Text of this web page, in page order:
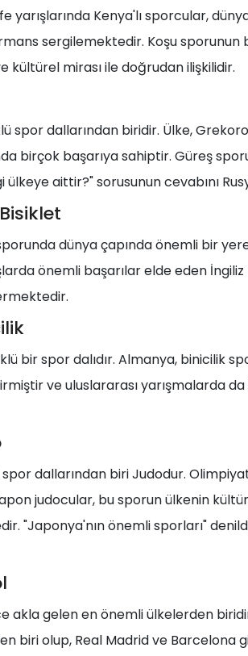
yarışlarında Kenya'lı sporcular,
sergilemektedir. Koşu sporunun
kültürel mirası ile doğrudan ilişkilidir.
spor dallarından biridir. Ülke,
birçok başarıya sahiptir. Güreş
ülkeye aittir?" sorusunun cevabını
dünya çapında önemli bir
önemli başarılar elde eden
bir spor dalıdır. Almanya, binicilik
ve uluslararası yarışmalarda
dallarından biri Judodur.
judocular, bu sporun ülkenin
"Japonya'nın önemli sporları"
akla gelen en önemli ülkelerden
biri olup, Real Madrid ve Barcelona